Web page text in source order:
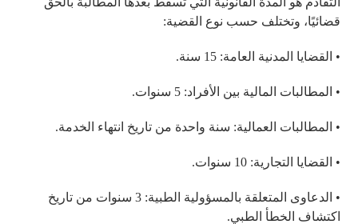
قضائيًا، وتختلف حسب نوع القضية:
• القضايا المدنية العامة: 15 سنة.
• المطالبات المالية بين الأفراد: 5 سنوات.
• المطالبات العمالية: سنة واحدة من تاريخ انتهاء الخدمة.
• القضايا التجارية: 10 سنوات.
• الدعاوى المتعلقة بالمسؤولية الطبية: 3 سنوات من تاريخ
اكتشاف الخطأ الطبي.